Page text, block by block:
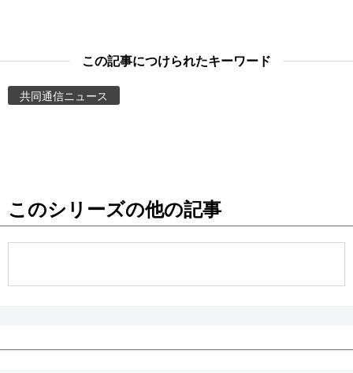
People
この記事につけられたキーワード
共同通信ニュース
このシリーズの他の記事